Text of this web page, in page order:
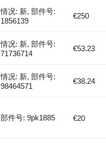
情况: 新, 部件号:
1856139
€250
情况: 新, 部件号:
71736714
€53.23
情况: 新, 部件号:
98464571
€38.24
部件号: 9pk1885 €20